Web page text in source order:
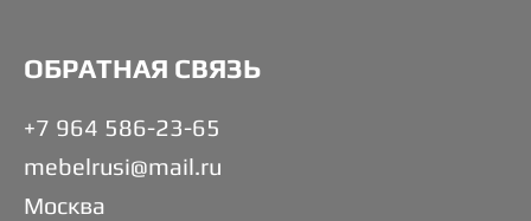
ОБРАТНАЯ СВЯЗЬ
+7 964 586-23-65
mebelrusi@mail.ru
Москва